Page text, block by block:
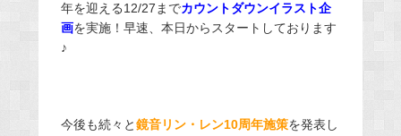
年を迎える12/27までカウントダウンイラスト企
画を実施！早速、本日からスタートしております
♪
今後も続々と鏡音リン・レン10周年施策を発表し